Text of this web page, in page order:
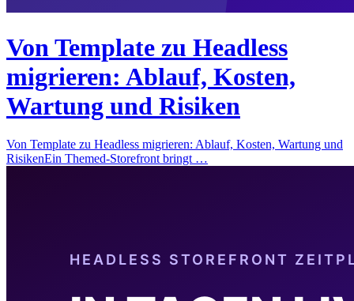
Von Template zu Headless
migrieren: Ablauf, Kosten,
Wartung und Risiken
Von Template zu Headless migrieren: Ablauf, Kosten, Wartung und
RisikenEin Themed-Storefront bringt …